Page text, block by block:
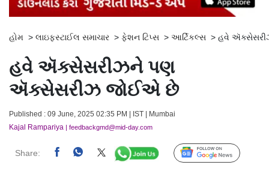
હોમ > લાઇફસ્ટાઈલ સમાચાર > ફેશન ટિપ્સ > આર્ટિકલ્સ > હવે
હવે ઍક્સેસરીઝને પણ
ઍક્સેસરીઝ જોઈએ છે
Published : 09 June, 2025 02:35 PM | IST | Mumbai
Kajal Rampariya | feedbackgmd@mid-day.com
Share: Follow Us